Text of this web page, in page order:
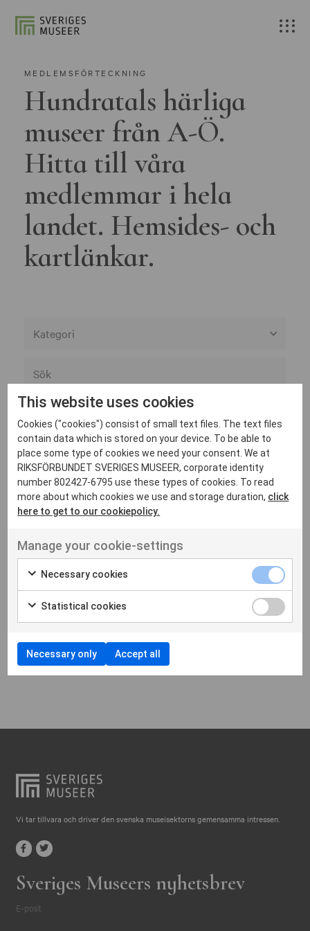
MEDLEMSFÖRTECKNING
Hundratals härliga
museer från A-Ö.
Hitta till våra
medlemmar i hela
landet. Hemsides- och
kartlänkar.
Alla museer
Associerad
Göteborgs stad
Helsingborgs museer
Kulturförvaltningen Västra Götalandsregionen
Moderna museet
Statens museer för maritim- transport- och
Statens museer för världskultur
S
Sancta Birgitta
klostermuseum
Show on
Scenkonstmuseet
Vi tar tillvara och driver den svenska museisektorns gemensamma intressen.
Sveriges Museers nyhetsbrev
E-post
This website uses cookies
Cookies ("cookies") consist of small text files. The text files
contain data which is stored on your device. To be able to
place some type of cookies we need your consent. We at
RIKSFÖRBUNDET SVERIGES MUSEER, corporate identity
number 802427-6795 use these types of cookies. To read
more about which cookies we use and storage duration, click
here to get to our cookiepolicy.
Manage your cookie-settings
Necessary cookies
Statistical cookies
Necessary only Accept all